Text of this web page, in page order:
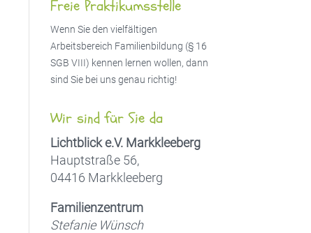
Office 365
Freie Praktikumsstelle
Wenn Sie den vielfältigen
Arbeitsbereich Familienbildung (§ 16
SGB VIII) kennen lernen wollen, dann
sind Sie bei uns genau richtig!
Wir sind für Sie da
Lichtblick e.V. Markkleeberg
Hauptstraße 56,
04416 Markkleeberg
Familienzentrum
Stefanie Wünsch